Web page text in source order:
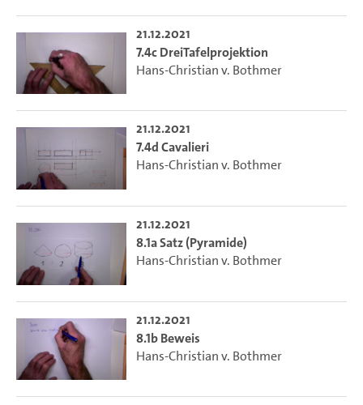
21.12.2021
7.4c DreiTafelprojektion
Hans-Christian v. Bothmer
21.12.2021
7.4d Cavalieri
Hans-Christian v. Bothmer
21.12.2021
8.1a Satz (Pyramide)
Hans-Christian v. Bothmer
21.12.2021
8.1b Beweis
Hans-Christian v. Bothmer